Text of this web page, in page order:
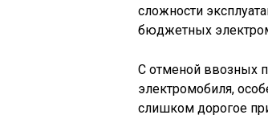
сложности
бюджетных
С отменой ввозных
электромобиля,
слишком дорогое